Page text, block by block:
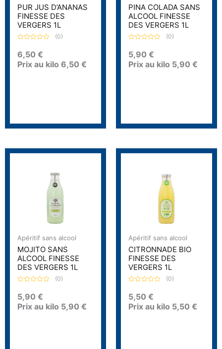
PUR JUS D’ANANAS
FINESSE DES
VERGERS 1L
o
t
e
0
(0)
6,50 €
Prix au kilo 6,50 €
PINA COLADA SANS
ALCOOL FINESSE
DES VERGERS 1L
o
t
e
0
(0)
5,90 €
Prix au kilo 5,90 €
Apéritif sans alcool
MOJITO SANS
ALCOOL FINESSE
DES VERGERS 1L
o
t
e
0
(0)
5,90 €
Prix au kilo 5,90 €
Apéritif sans alcool
CITRONNADE BIO
FINESSE DES
VERGERS 1L
o
t
e
0
(0)
5,50 €
Prix au kilo 5,50 €